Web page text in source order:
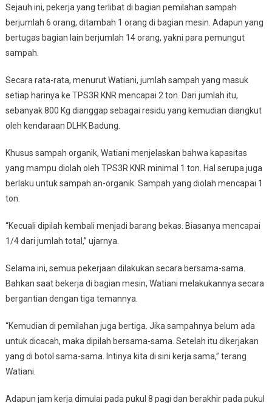
Sejauh ini, pekerja yang terlibat di bagian pemilahan sampah
berjumlah 6 orang, ditambah 1 orang di bagian mesin. Adapun yang
bertugas bagian lain berjumlah 14 orang, yakni para pemungut
sampah.
Secara rata-rata, menurut Watiani, jumlah sampah yang masuk
setiap harinya ke TPS3R KNR mencapai 2 ton. Dari jumlah itu,
sebanyak 800 Kg dianggap sebagai residu yang kemudian diangkut
oleh kendaraan DLHK Badung.
Khusus sampah organik, Watiani menjelaskan bahwa kapasitas
yang mampu diolah oleh TPS3R KNR minimal 1 ton. Hal serupa juga
berlaku untuk sampah an-organik. Sampah yang diolah mencapai 1
ton.
“Kecuali dipilah kembali menjadi barang bekas. Biasanya mencapai
1/4 dari jumlah total,” ujarnya.
Selama ini, semua pekerjaan dilakukan secara bersama-sama.
Bahkan saat bekerja di bagian mesin, Watiani melakukannya secara
bergantian dengan tiga temannya.
“Kemudian di pemilahan juga bertiga. Jika sampahnya belum ada
untuk dicacah, maka dipilah bersama-sama. Setelah itu dikerjakan
yang di botol sama-sama. Intinya kita di sini kerja sama,” terang
Watiani.
Adapun jam kerja dimulai pada pukul 8 pagi dan berakhir pada pukul